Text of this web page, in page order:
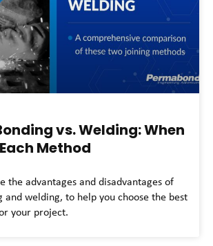
vs. Welding: When
Method
the advantages and disadvantages of
and welding, to help you choose the best
your project.